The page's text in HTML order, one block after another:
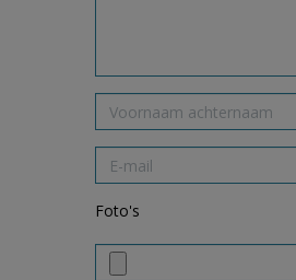
Foto's